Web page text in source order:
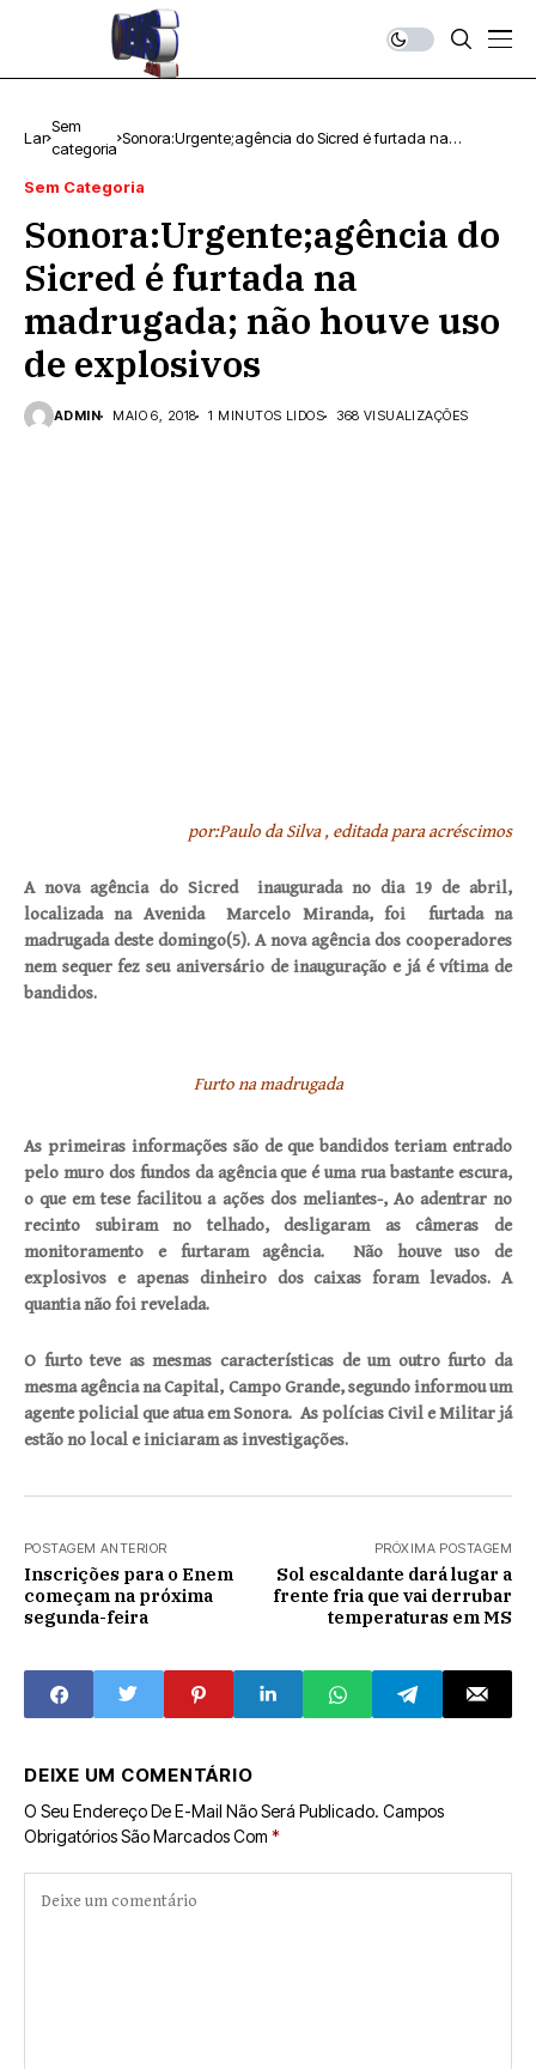
Lar
Sem
categoria
Sonora:Urgente;agência do Sicred é furtada na
Sem Categoria
Sonora:Urgente;agência do
Sicred é furtada na
madrugada; não houve uso
de explosivos
ADMIN MAIO 6, 2018 1 MINUTOS LIDOS 368 VISUALIZAÇÕES
por:Paulo da Silva , editada para acréscimos
A nova agência do Sicred inaugurada no dia 19 de abril,
localizada na Avenida Marcelo Miranda, foi furtada na
madrugada deste domingo(5). A nova agência dos cooperadores
nem sequer fez seu aniversário de inauguração e já é vítima de
bandidos.
Furto na madrugada
As primeiras informações são de que bandidos teriam entrado
pelo muro dos fundos da agência que é uma rua bastante escura,
o que em tese facilitou a ações dos meliantes-, Ao adentrar no
recinto subiram no telhado, desligaram as câmeras de
monitoramento e furtaram agência. Não houve uso de
explosivos e apenas dinheiro dos caixas foram levados. A
quantia não foi revelada.
O furto teve as mesmas características de um outro furto da
mesma agência na Capital, Campo Grande, segundo informou um
agente policial que atua em Sonora. As polícias Civil e Militar já
estão no local e iniciaram as investigações.
POSTAGEM ANTERIOR
Inscrições para o Enem
começam na próxima
segunda-feira
PRÓXIMA POSTAGEM
Sol escaldante dará lugar a
frente fria que vai derrubar
temperaturas em MS
DEIXE UM COMENTÁRIO
O Seu Endereço De E-Mail Não Será Publicado. Campos
Obrigatórios São Marcados Com *